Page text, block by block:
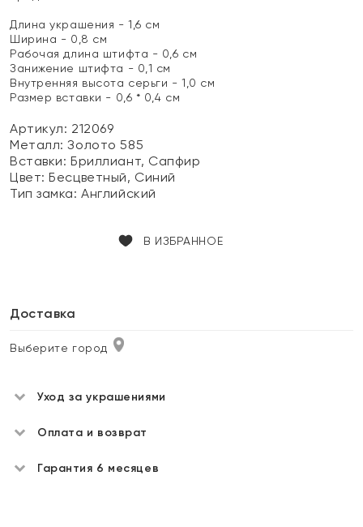
Длина украшения - 1,6 см
Ширина - 0,8 см
Рабочая длина штифта - 0,6 см
Занижение штифта - 0,1 см
Внутренняя высота серьги - 1,0 см
Размер вставки - 0,6 * 0,4 см
Артикул: 212069
Металл:Золото 585
Вставки:Бриллиант, Сапфир
Цвет:Бесцветный, Синий
Тип замка:Английский
В ИЗБРАННОЕ
Доставка
Выберите город
Уход за украшениями
Оплата и возврат
Гарантия 6 месяцев